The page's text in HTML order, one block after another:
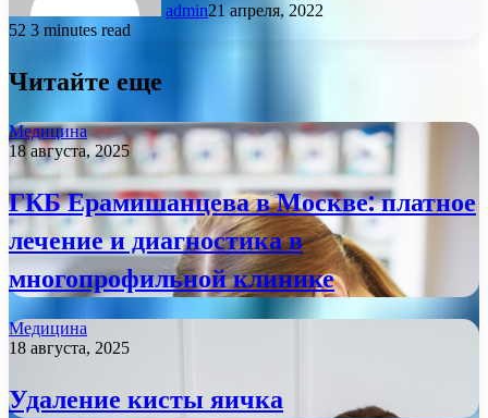
admin21 апреля, 2022
52 3 minutes read
Читайте еще
Медицина
18 августа, 2025
ГКБ Ерамишанцева в Москве: платное
лечение и диагностика в
многопрофильной клинике
Медицина
18 августа, 2025
Удаление кисты яичка